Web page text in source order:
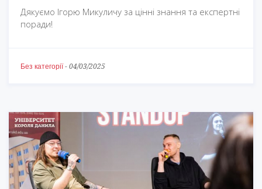
Дякуємо Ігорю Микуличу за цінні знання та експертні
поради!
Без категорії- 04/03/2025